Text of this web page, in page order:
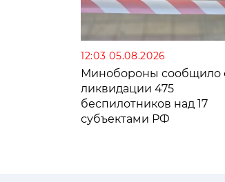
12:03 05.08.2026
Минобороны сообщило
ликвидации 475
беспилотников над 17
субъектами РФ